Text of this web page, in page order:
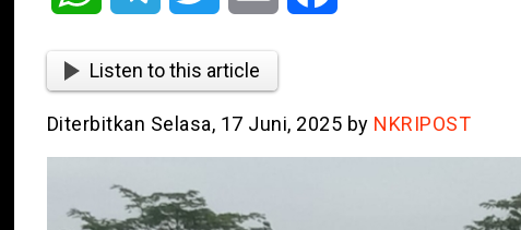
Listen to this article
Diterbitkan Selasa, 17 Juni, 2025 by NKRIPOST